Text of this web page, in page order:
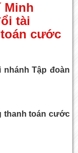
Minh
tài
cước
nhánh Tập đoàn
thanh toán cước